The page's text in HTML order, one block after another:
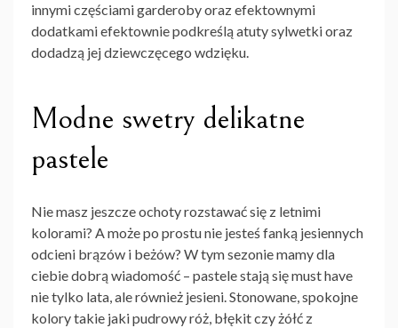
innymi częściami garderoby oraz efektownymi
dodatkami efektownie podkreślą atuty sylwetki oraz
dodadzą jej dziewczęcego wdzięku.
Modne swetry delikatne
pastele
Nie masz jeszcze ochoty rozstawać się z letnimi
kolorami? A może po prostu nie jesteś fanką jesiennych
odcieni brązów i beżów? W tym sezonie mamy dla
ciebie dobrą wiadomość – pastele stają się must have
nie tylko lata, ale również jesieni. Stonowane, spokojne
kolory takie jaki pudrowy róż, błękit czy żółć z